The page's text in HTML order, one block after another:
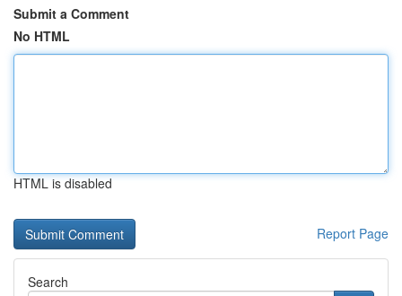
Submit a Comment
No HTML
HTML is disabled
Report Page
Search